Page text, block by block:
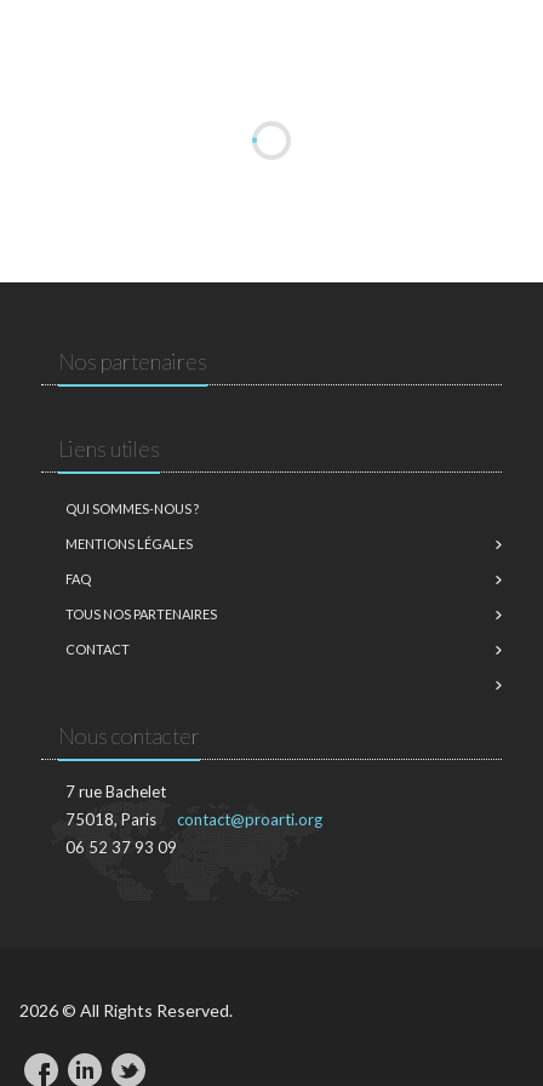
Nos partenaires
Liens utiles
QUI SOMMES-NOUS ?
MENTIONS LÉGALES
FAQ
TOUS NOS PARTENAIRES
CONTACT
Nous contacter
7 rue Bachelet
75018, Paris
06 52 37 93 09
contact@proarti.org
2026 © All Rights Reserved.